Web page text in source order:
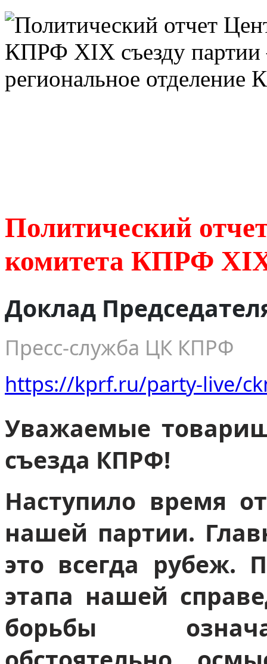
Политический
комитета КПРФ XIX
Доклад
Пресс-служба ЦК КПРФ
https://kprf.ru/party-live/
Уважаемые
съезда КПРФ!
Наступило время
нашей партии.
это всегда рубеж.
этапа нашей
борьбы